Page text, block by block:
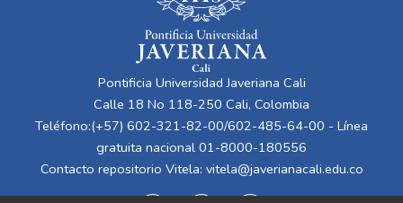
Pontificia Universidad Javeriana Cali
Calle 18 No 118-250 Cali, Colombia
Teléfono:(+57) 602-321-82-00/602-485-64-00 - Línea
gratuita nacional 01-8000-180556
Contacto repositorio Vitela: vitela@javerianacali.edu.co